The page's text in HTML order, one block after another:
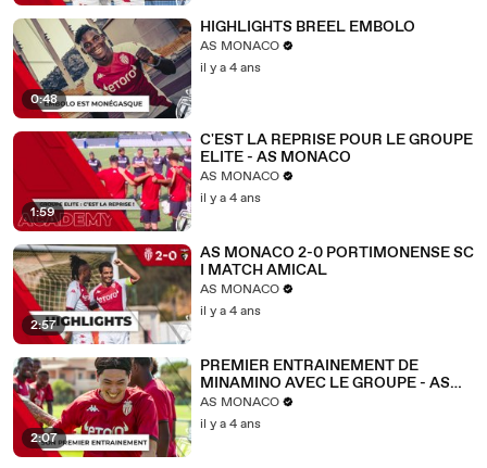
0:48
HIGHLIGHTS BREEL EMBOLO
AS MONACO
il y a 4 ans
1:59
C'EST LA REPRISE POUR LE GROUPE
ELITE - AS MONACO
AS MONACO
il y a 4 ans
2:57
AS MONACO 2-0 PORTIMONENSE SC
I MATCH AMICAL
AS MONACO
il y a 4 ans
2:07
PREMIER ENTRAINEMENT DE
MINAMINO AVEC LE GROUPE - AS
MONACO
AS MONACO
il y a 4 ans